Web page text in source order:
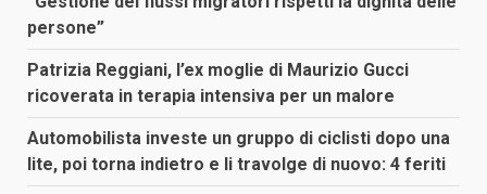
persone”
Patrizia Reggiani, l’ex moglie di Maurizio Gucci
ricoverata in terapia intensiva per un malore
Automobilista investe un gruppo di ciclisti dopo una
lite, poi torna indietro e li travolge di nuovo: 4 feriti